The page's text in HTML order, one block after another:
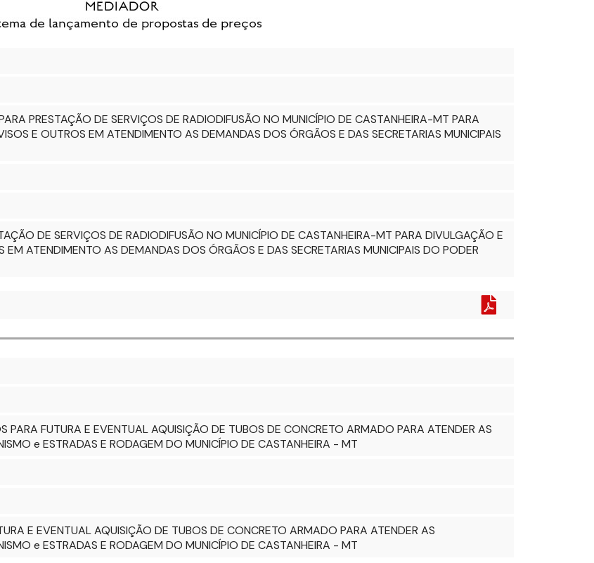
PRESTAÇÃO DE SERVIÇOS DE RADIODIFUSÃO NO MUNICÍPIO DE CASTANHEIRA-MT PARA
E OUTROS EM ATENDIMENTO AS DEMANDAS DOS ÓRGÃOS E DAS SECRETARIAS MUNICIPAIS
DE SERVIÇOS DE RADIODIFUSÃO NO MUNICÍPIO DE CASTANHEIRA-MT PARA DIVULGAÇÃO E
ATENDIMENTO AS DEMANDAS DOS ÓRGÃOS E DAS SECRETARIAS MUNICIPAIS DO PODER
PARA FUTURA E EVENTUAL AQUISIÇÃO DE TUBOS DE CONCRETO ARMADO PARA ATENDER AS
e ESTRADAS E RODAGEM DO MUNICÍPIO DE CASTANHEIRA - MT
E EVENTUAL AQUISIÇÃO DE TUBOS DE CONCRETO ARMADO PARA ATENDER AS
e ESTRADAS E RODAGEM DO MUNICÍPIO DE CASTANHEIRA - MT